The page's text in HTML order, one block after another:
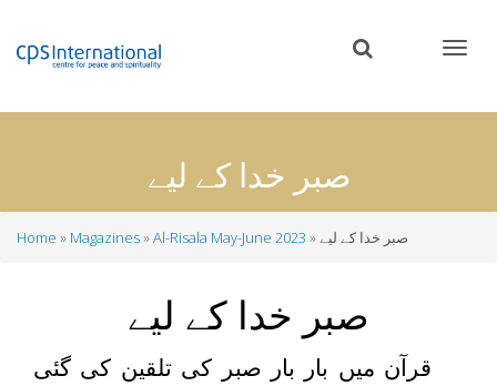
content
صبر خدا کے لیے
Home Magazines Al-Risala May-June 2023 صبر خدا کے لیے
صبر خدا کے لیے
قرآن میں بار بار صبر کی تلقین کی گئی